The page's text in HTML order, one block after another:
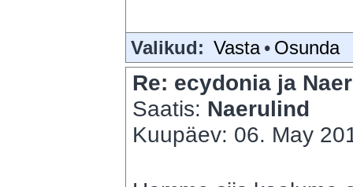
Valikud: Vasta • Osunda
Re: ecydonia ja
Saatis: Naerulind
Kuupäev: 06. May